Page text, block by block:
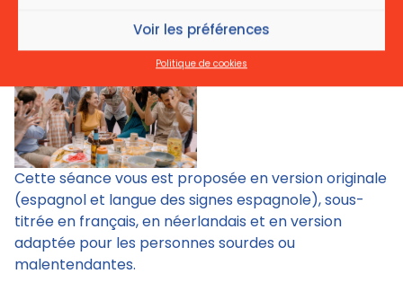
Voir les préférences
Politique de cookies
Cette séance vous est proposée en version originale
(espagnol et langue des signes espagnole), sous-
titrée en français, en néerlandais et en version
adaptée pour les personnes sourdes ou
malentendantes.